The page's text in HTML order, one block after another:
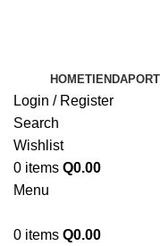
HOMETIENDA
Login / Register
Search
Wishlist
0 items Q0.00
Menu
0 items Q0.00